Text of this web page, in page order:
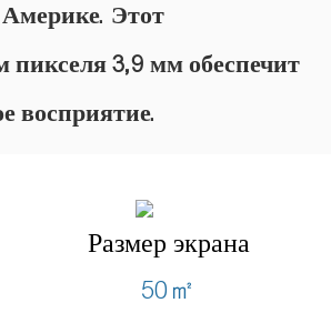
Этот
пикселя 3,9 мм обеспечит
восприятие.
Размер экрана
50㎡